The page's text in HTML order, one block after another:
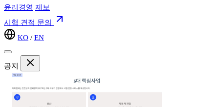
윤리경영 제보
시험 견적 문의
KO / EN
공지